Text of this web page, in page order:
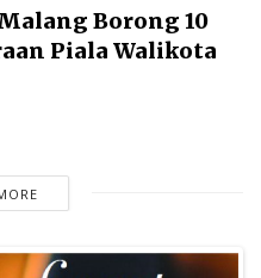
Borong 10
Piala Walikota